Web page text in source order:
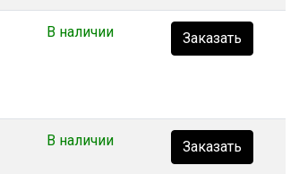
В наличии Заказать
В наличии Заказать